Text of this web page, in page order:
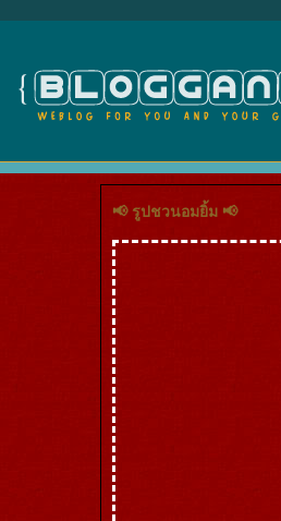
📢 รูปชวนอมยิ้ม 📢